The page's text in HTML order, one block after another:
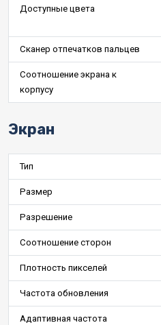
Доступные цвета
Сканер отпечатков пальцев
Соотношение экрана к
корпусу
Экран
Тип
Размер
Разрешение
Соотношение сторон
Плотность пикселей
Частота обновления
Адаптивная частота